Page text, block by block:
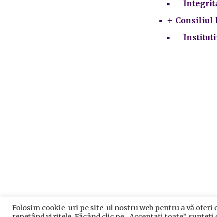
Consiliul
Folosim cookie-uri pe site-ul nostru web pentru a vă